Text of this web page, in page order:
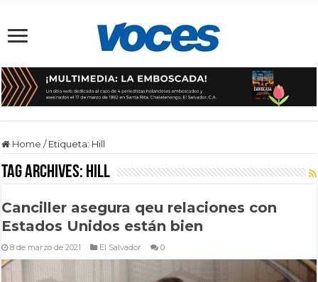
Home / Etiqueta: Hill
Tag Archives: Hill
Canciller asegura qeu relaciones con
Estados Unidos están bien
8 de marzo de 2021 El Salvador 0